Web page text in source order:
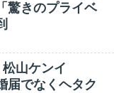
驚きのプライベ
松山ケンイ
届でなくヘタク